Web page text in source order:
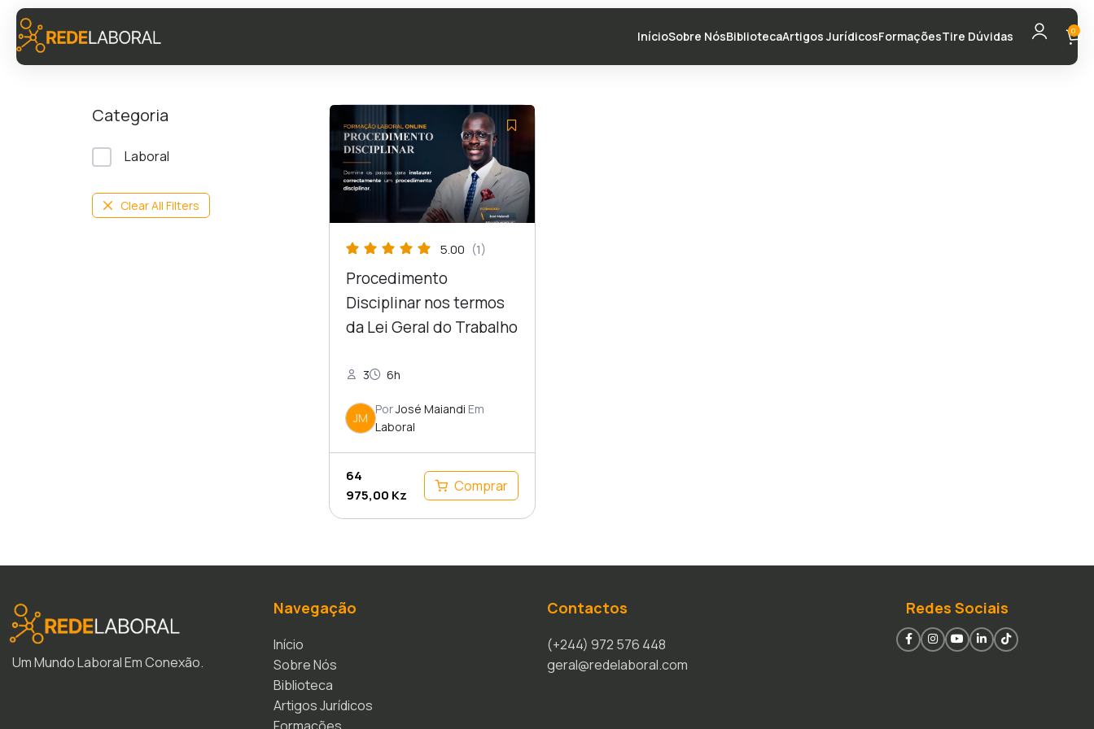
InícioSobre NósBibliotecaArtigos JurídicosFormaçõesTire Dúvidas 0
Categoria
Laboral
Clear All Filters
5.00 (1)
Procedimento
Disciplinar nos termos
da Lei Geral do Trabalho
3 6h
JM
PorJosé Maiandi Em
Laboral
64
975,00 Kz
Comprar
Um Mundo Laboral Em Conexão.
Navegação
Início
Sobre Nós
Biblioteca
Artigos Jurídicos
Contactos
(+244) 972 576 448
geral@redelaboral.com
Redes Sociais